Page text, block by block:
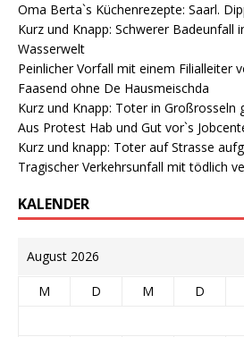
Oma Berta`s Küchenrezepte: Saarl.
Kurz und Knapp: Schwerer Badeunfall
Wasserwelt
Peinlicher Vorfall mit einem Filialleiter
Faasend ohne De Hausmeischda
Kurz und Knapp: Toter in Großrosseln
Aus Protest Hab und Gut vor`s
Kurz und knapp: Toter auf Strasse
Tragischer Verkehrsunfall mit tödlich
KALENDER
August 2026
M D M D